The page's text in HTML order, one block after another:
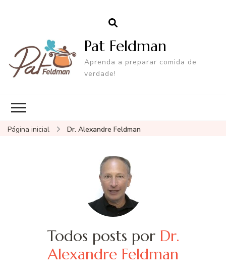
Pat Feldman
Aprenda a preparar comida de
verdade!
Página inicial Dr. Alexandre Feldman
Todos posts por Dr.
Alexandre Feldman